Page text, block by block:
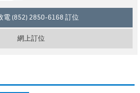
電 (852) 2850-6168 訂位
網上訂位